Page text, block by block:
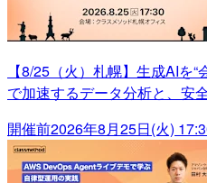
【8/25（火）札幌】生成AIを
で加速するデータ分析と、安
開催前2026年8月25日(火)